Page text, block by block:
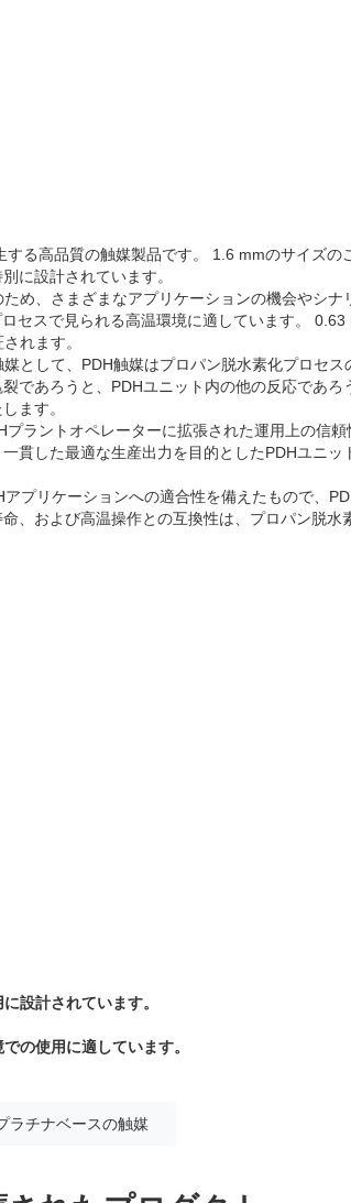
る高品質の触媒製品です。 1.6 mmのサイズの
に設計されています。
め、さまざまなアプリケーションの機会やシナ
セスで見られる高温環境に適しています。
れます。
として、PDH触媒はプロパン脱水素化プロセ
であろうと、PDHユニット内の他の反応であろ
ます。
ラントオペレーターに拡張された運用上の信
貫した最適な生産出力を目的としたPDHユニッ
プリケーションへの適合性を備えたもので、
、および高温操作との互換性は、プロパン脱水
設計されています。
の使用に適しています。
ラチナベースの触媒